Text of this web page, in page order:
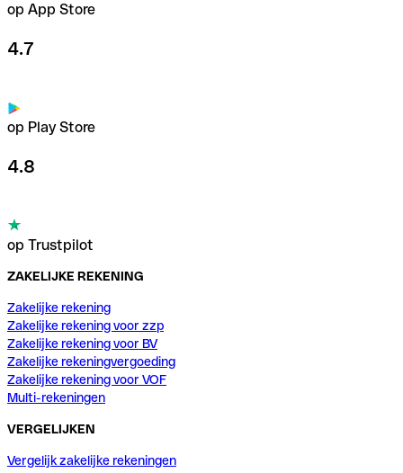
op App Store
4.7
op Play Store
4.8
op Trustpilot
ZAKELIJKE REKENING
Zakelijke rekening
Zakelijke rekening voor zzp
Zakelijke rekening voor BV
Zakelijke rekeningvergoeding
Zakelijke rekening voor VOF
Multi-rekeningen
VERGELIJKEN
Vergelijk zakelijke rekeningen